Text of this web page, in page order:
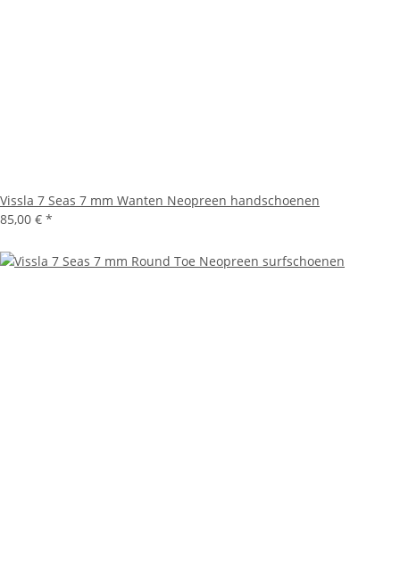
Vissla 7 Seas 7 mm Wanten Neopreen handschoenen
85,00 € *